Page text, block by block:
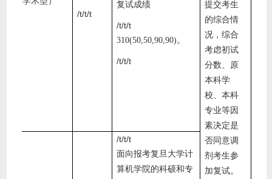
/t/t/t
复试成绩
/t/t/t
310(50,50,90,90)。
/t/t/t
提交考生
的综合情
况，综合
考虑初试
分数、原
本科学
校、本科
专业等因
素决定是
否同意调
剂考生参
加复试。
/t/t/t
面向报考复旦大学计
算机学院的科硕和专